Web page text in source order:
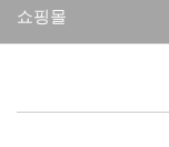
쇼핑몰